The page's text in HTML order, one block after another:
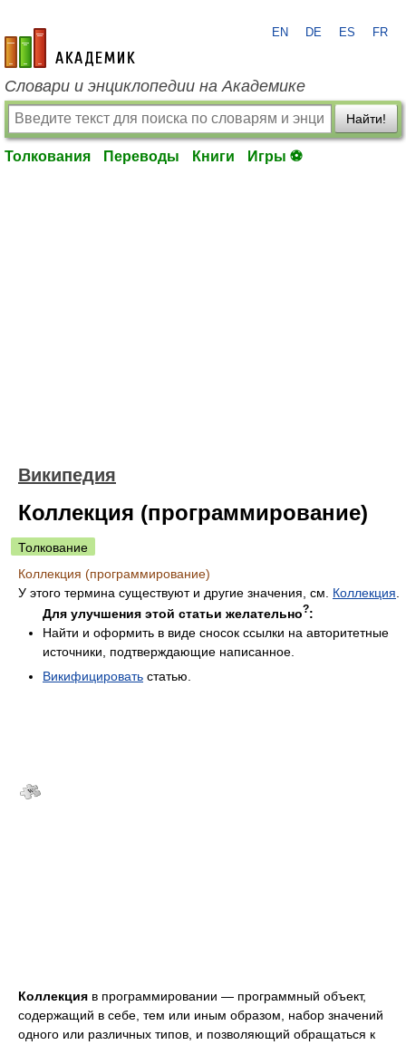
academic.ru
EN DE ES FR
Словари и энциклопедии на Академике
Найти!
Толкования Переводы Книги Игры ⚽
Википедия
Коллекция (программирование)
Толкование
Коллекция (программирование)
У этого термина существуют и другие значения, см. Коллекция
Для улучшения этой статьи желательно?:
Найти и оформить в виде сносок ссылки на авторитетные
источники, подтверждающие написанное.
Викифицировать статью.
Коллекция в программировании — программный объект,
содержащий в себе, тем или иным образом, набор значений
одного или различных типов, и позволяющий обращаться к